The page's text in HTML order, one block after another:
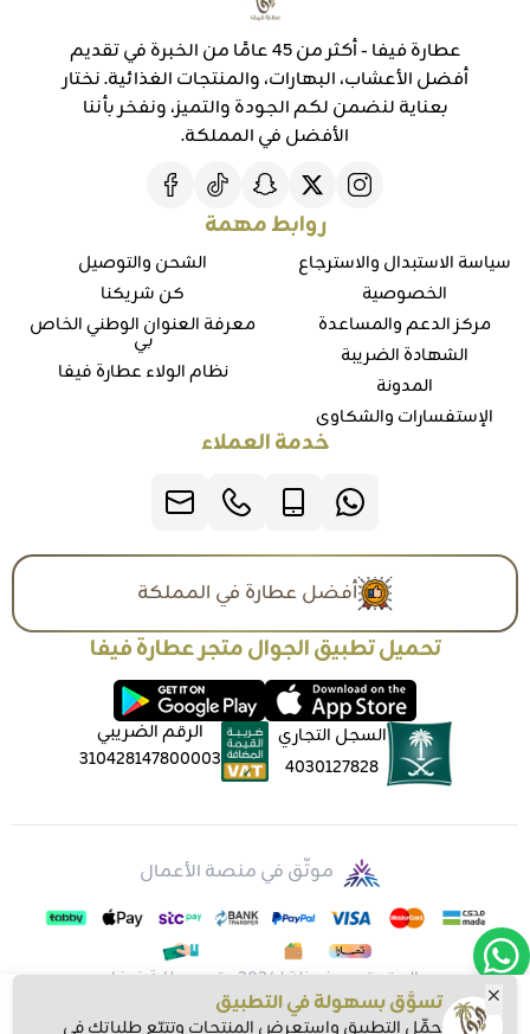
عطارة فيفا - أكثر من 45 عامًا من الخبرة في تقديم
أفضل الأعشاب، البهارات، والمنتجات الغذائية. نختار
بعناية لنضمن لكم الجودة والتميز، ونفخر بأننا
الأفضل في المملكة.
روابط مهمة
سياسة الاستبدال والاسترجاع
الخصوصية
مركز الدعم والمساعدة
الشهادة الضريبة
المدونة
الإستفسارات والشكاوي
الشحن والتوصيل
كن شريكنا
معرفة العنوان الوطني الخاص
بي
نظام الولاء عطارة فيفا
خدمة العملاء
أفضل عطارة في المملكة
تحميل تطبيق الجوال متجر عطارة فيفا
السجل التجاري
4030127828
الرقم الضريبي
310428147800003
موثّق في منصة الأعمال
الحقوق محفوظة | 2026 متجر عطارة فيفا
تسوَّق بسهولة في التطبيق